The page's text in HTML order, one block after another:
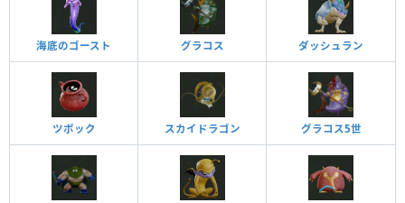
海底のゴースト グラコス ダッシュラン
ツボック スカイドラゴン グラコス5世